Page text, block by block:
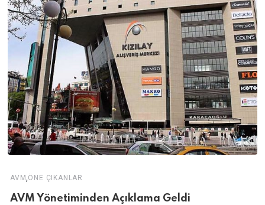
AVM,ÖNE ÇIKANLAR
AVM Yönetiminden Açıklama Geldi